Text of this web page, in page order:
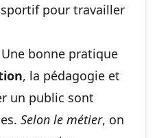
pour travailler
bonne pratique
, la pédagogie et
un public sont
Selon le métier, on